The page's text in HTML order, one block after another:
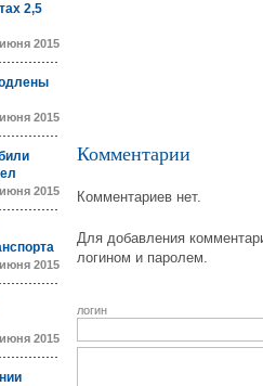
2,5
2015
2015
2015
2015
2015
Комментарии
Комментариев нет.
Для добавления
логином и паролем.
логин